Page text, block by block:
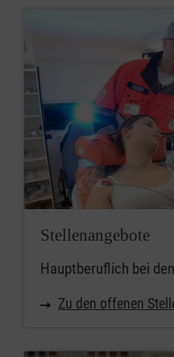
Stellenangebote
Hauptberuflich bei
Zu den offenen